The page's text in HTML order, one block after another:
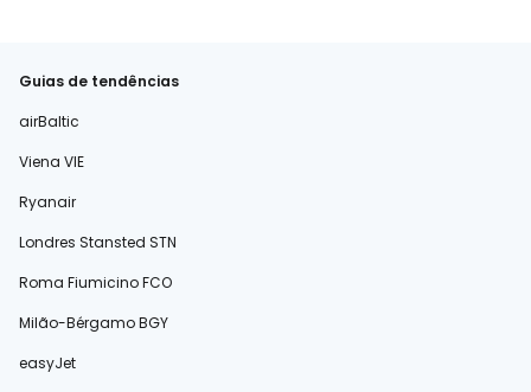
Guias de tendências
airBaltic
Viena VIE
Ryanair
Londres Stansted STN
Roma Fiumicino FCO
Milão-Bérgamo BGY
easyJet